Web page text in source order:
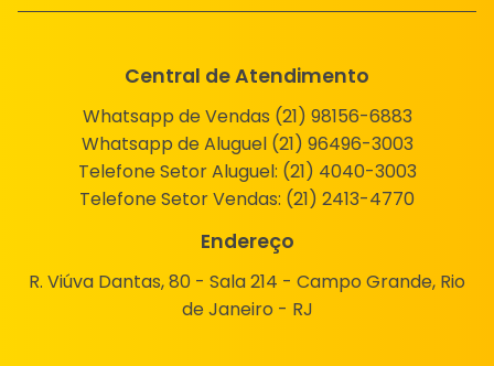
Central de Atendimento
Whatsapp de Vendas (21) 98156-6883
Whatsapp de Aluguel (21) 96496-3003
Telefone Setor Aluguel: (21) 4040-3003
Telefone Setor Vendas: (21) 2413-4770
Endereço
R. Viúva Dantas, 80 - Sala 214 - Campo Grande, Rio
de Janeiro - RJ